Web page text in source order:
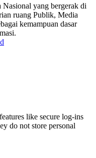
Nasional yang bergerak di
ruang Publik, Media
kemampuan dasar
like secure log-ins
do not store personal